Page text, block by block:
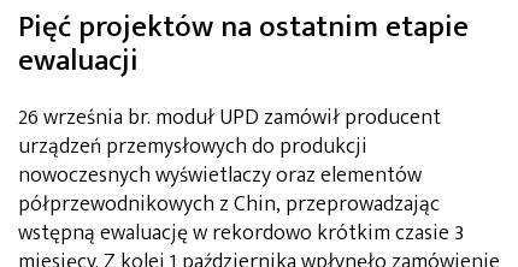
Pięć projektów na ostatnim etapie
ewaluacji
26 września br. moduł UPD zamówił producent
urządzeń przemysłowych do produkcji
nowoczesnych wyświetlaczy oraz elementów
półprzewodnikowych z Chin, przeprowadzając
wstępną ewaluację w rekordowo krótkim czasie 3